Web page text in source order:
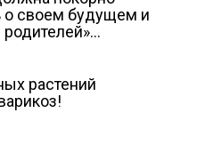
о своем будущем и
растений